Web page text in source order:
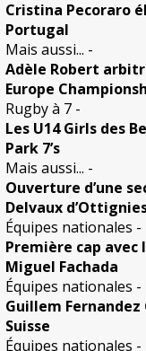
Cristina Pecoraro
Portugal
Mais aussi... -
Adèle Robert
Europe
Rugby à 7 -
Les U14 Girls des
Park 7’s
Mais aussi... -
Ouverture d’une
Delvaux
Équipes nationales -
Première cap
Miguel Fachada
Équipes nationales -
Guillem
Suisse
Équipes nationales -